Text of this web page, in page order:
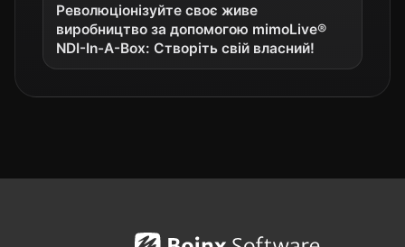
Революціонізуйте своє живе
виробництво за допомогою mimoLive®
NDI-In-A-Box: Створіть свій власний!